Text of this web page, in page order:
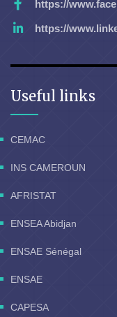
https://
https://
Useful links
CEMAC
INS CAMEROUN
AFRISTAT
ENSEA Abidjan
ENSAE Sénégal
ENSAE
CAPESA